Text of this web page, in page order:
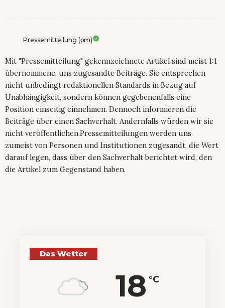
Pressemitteilung (pm)
Mit "Pressemitteilung" gekennzeichnete Artikel sind meist 1:1
übernommene, uns zugesandte Beiträge. Sie entsprechen
nicht unbedingt redaktionellen Standards in Bezug auf
Unabhängigkeit, sondern können gegebenenfalls eine
Position einseitig einnehmen. Dennoch informieren die
Beiträge über einen Sachverhalt. Andernfalls würden wir sie
nicht veröffentlichen.Pressemitteilungen werden uns
zumeist von Personen und Institutionen zugesandt, die Wert
darauf legen, dass über den Sachverhalt berichtet wird, den
die Artikel zum Gegenstand haben.
Das Wetter
18 °C